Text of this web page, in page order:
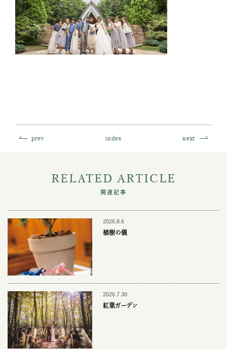
prev index next
RELATED ARTICLE
関連記事
2026.8.6
植樹の儀
2026.7.30
紅葉ガーデン